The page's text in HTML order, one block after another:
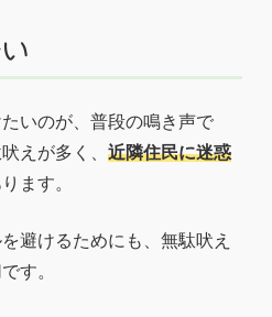
いのが、普段の鳴き声で
えが多く、 近隣住民に迷惑
ます。
避けるためにも、無駄吠え
す。